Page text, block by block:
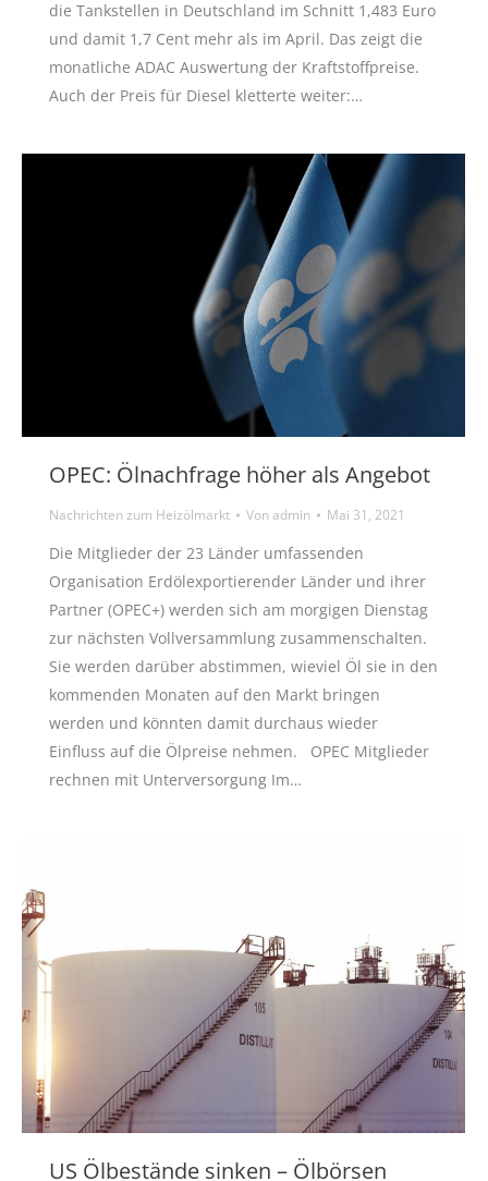
die Tankstellen in Deutschland im Schnitt 1,483 Euro
und damit 1,7 Cent mehr als im April. Das zeigt die
monatliche ADAC Auswertung der Kraftstoffpreise.
Auch der Preis für Diesel kletterte weiter:…
OPEC: Ölnachfrage höher als Angebot
Nachrichten zum Heizölmarkt Vonadmin Mai 31, 2021
Die Mitglieder der 23 Länder umfassenden
Organisation Erdölexportierender Länder und ihrer
Partner (OPEC+) werden sich am morgigen Dienstag
zur nächsten Vollversammlung zusammenschalten.
Sie werden darüber abstimmen, wieviel Öl sie in den
kommenden Monaten auf den Markt bringen
werden und könnten damit durchaus wieder
Einfluss auf die Ölpreise nehmen. OPEC Mitglieder
rechnen mit Unterversorgung Im…
US Ölbestände sinken – Ölbörsen